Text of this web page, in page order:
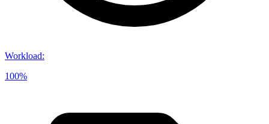
Workload:
100%